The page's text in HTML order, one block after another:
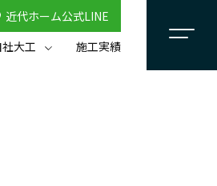
近代ホーム公式LINE
大工 施工実績
CLOSE×